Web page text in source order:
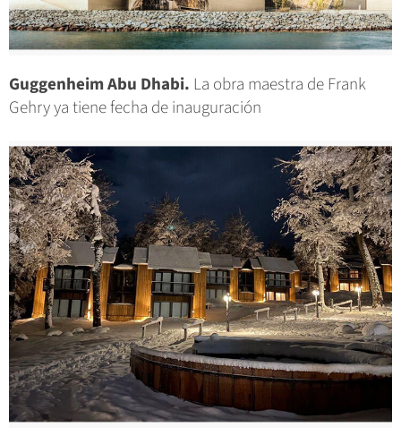
Guggenheim Abu Dhabi. La obra maestra de Frank
Gehry ya tiene fecha de inauguración